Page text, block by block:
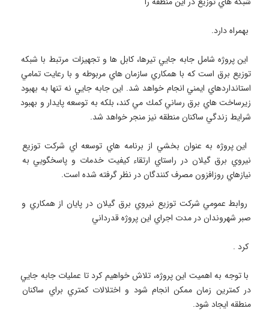
اين پروژه شامل جابه جايي تيرها، كابل ها و تجهيزات مرتبط با شبكه
توزيع برق است كه با همكاري سازمان هاي مربوطه و با رعايت تمامي
استانداردهاي ايمني انجام خواهد شد. اين جابه جايي نه تنها به بهبود
زيرساخت هاي برق رساني كمك مي كند، بلكه به توسعه پايدار و بهبود
اين پروژه به عنوان بخشي از برنامه هاي توسعه اي شركت توزيع
نيروي برق گيلان در راستاي ارتقاء كيفيت خدمات و پاسخگويي به
روابط عمومي شركت توزيع نيروي برق گيلان در پايان از همكاري و
با توجه به اهميت اين پروژه، تلاش خواهيم كرد تا عمليات جابه جايي
در كمترين زمان ممكن انجام شود و اختلالات كمتري براي ساكنان
منطقه ايجاد شود.